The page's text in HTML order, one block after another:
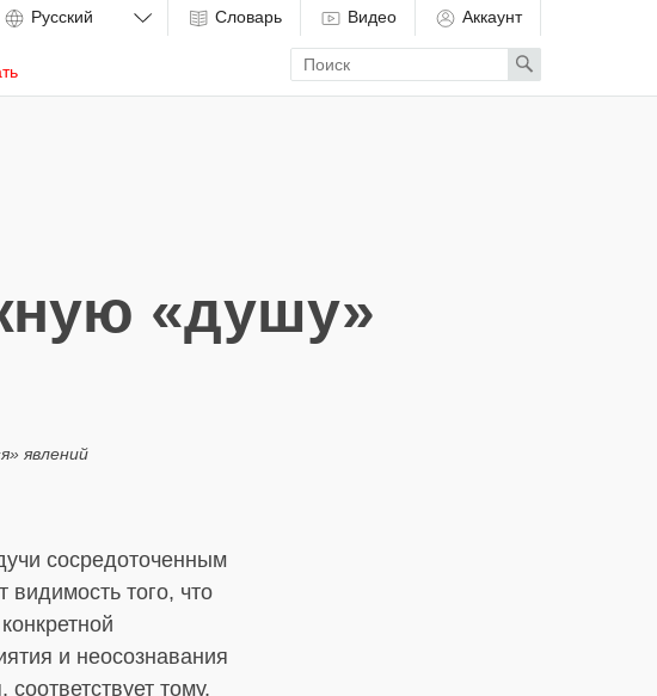
Словарь Видео Аккаунт
Enter
search
term
Search
«душу»
явлений
сосредоточенным
того, что
и неосознавания
тому,